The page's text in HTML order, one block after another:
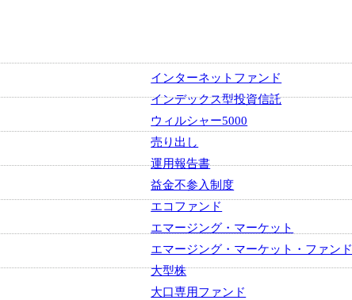
インターネットファンド
インデックス型投資信託
ウィルシャー5000
売り出し
運用報告書
益金不参入制度
エコファンド
エマージング・マーケット
エマージング・マーケット・ファンド
大型株
大口専用ファンド